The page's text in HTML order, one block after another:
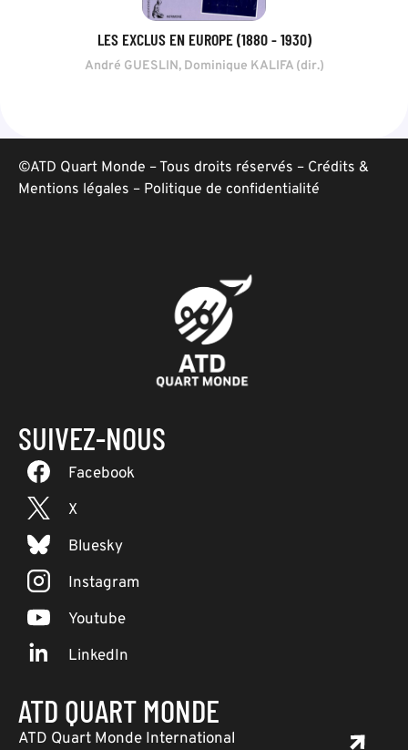
LES EXCLUS EN EUROPE (1880 - 1930)
André GUESLIN, Dominique KALIFA (dir.)
©ATD Quart Monde – Tous droits réservés – Crédits &
Mentions légales – Politique de confidentialité
SUIVEZ-NOUS
Facebook
X
Bluesky
Instagram
Youtube
LinkedIn
ATD QUART MONDE
ATD Quart Monde International